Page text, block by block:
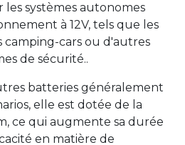
systèmes autonomes
à 12V, tels que les
camping-cars ou d'autres
de sécurité..
batteries généralement
elle est dotée de la
ce qui augmente sa durée
en matière de